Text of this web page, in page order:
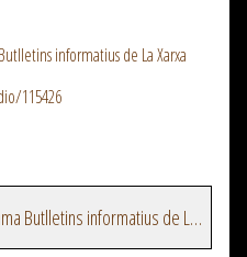
informatius de La Xarxa
115426
Veure més episodis del programa Butlletins informatius de La Xarxa